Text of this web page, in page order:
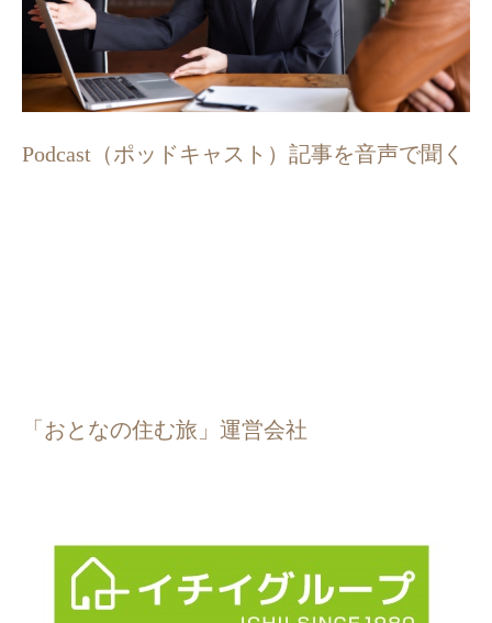
Podcast（ポッドキャスト）記事を音声で聞く
「おとなの住む旅」運営会社